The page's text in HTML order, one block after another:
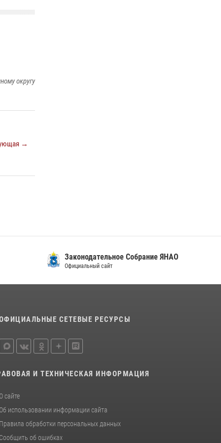
округу
→
Законодательное Собрание ЯНАО
Официальный сайт
СЕТЕВЫЕ РЕСУРСЫ
И ТЕХНИЧЕСКАЯ ИНФОРМАЦИЯ
О сайте
Об использовании информации сайта
Правила обработки персональных данных
Сообщить об ошибках